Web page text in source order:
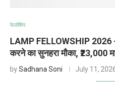
फेलोशिप
LAMP FELLOWSHIP
करने का सुनहरा मौका, ₹23,000
bySadhana Soni July 11,